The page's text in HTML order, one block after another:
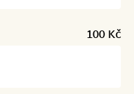
100 Kč